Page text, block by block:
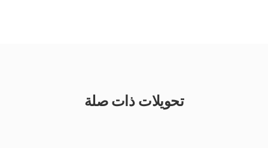
تحويلات ذات صلة